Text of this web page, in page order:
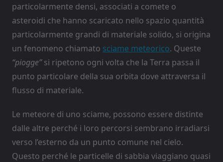
particolarmente densi, associati a comete o
asteroidi che hanno scaricato nello spazio quantità
particolarmente grandi di materiale solido, si origina
un fenomeno chiamato sciame meteorico. Queste
“piogge”si ripetono ogni volta che la Terra passa il
punto particolare della sua orbita dove attraversa il
flusso di materiale.
Le meteore di uno sciame, possono essere distinte
dalle altre perché i loro percorsi sembrano irradiarsi
verso l’esterno da un punto comune nel cielo.
Questo perché le particelle di sabbia viaggiano quasi